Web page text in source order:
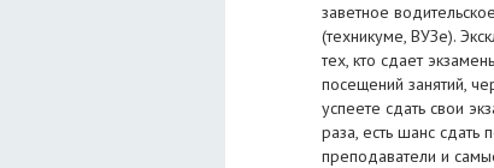
заветное
(техникуме, ВУЗе).
тех, кто сдает
посещений занятий,
успеете сдать свои
раза, есть шанс сдать
преподаватели и